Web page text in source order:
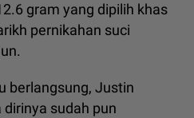
gram yang dipilih khas
pernikahan suci
berlangsung, Justin
sudah pun